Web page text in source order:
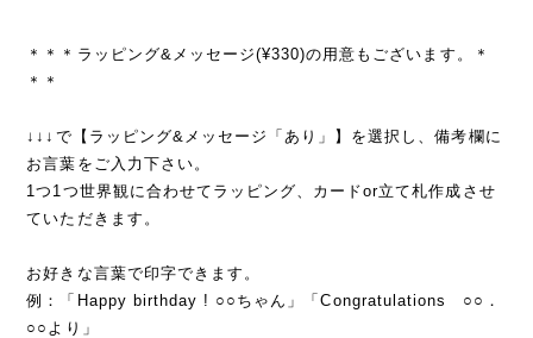
＊＊＊ラッピング&メッセージ(¥330)の用意もございます。＊
＊＊
↓↓↓で【ラッピング&メッセージ「あり」】を選択し、備考欄に
お言葉をご入力下さい。
1つ1つ世界観に合わせてラッピング、カードor立て札作成させ
ていただきます。
お好きな言葉で印字できます。
例：「Happy birthday ! ○○ちゃん」「Congratulations ○○．
○○より」